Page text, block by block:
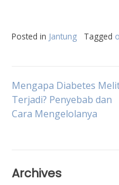
Posted in Jantung Tagged
Post
navigation
Mengapa Diabetes
Terjadi? Penyebab dan
Cara Mengelolanya
Archives